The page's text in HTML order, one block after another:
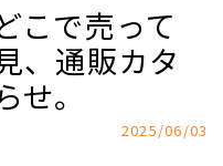
こで売って
、通販カタ
。
2025/06/03